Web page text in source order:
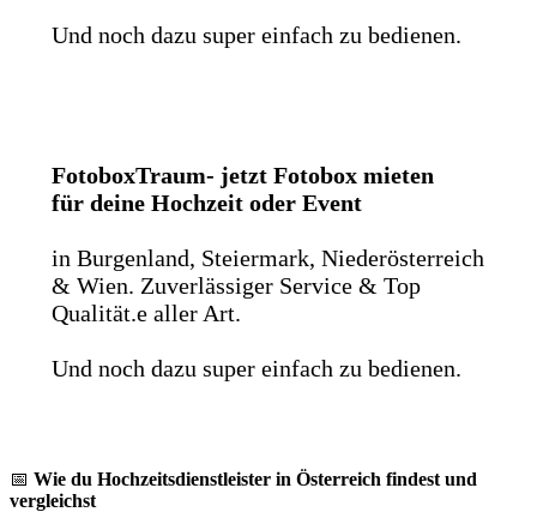
Und noch dazu super einfach zu bedienen.
FotoboxTraum- jetzt Fotobox mieten
für deine Hochzeit oder Event
in Burgenland, Steiermark, Niederösterreich
& Wien. Zuverlässiger Service & Top
Qualität.e aller Art.
Und noch dazu super einfach zu bedienen.
📅 Wie du Hochzeitsdienstleister in Österreich findest und
vergleichst